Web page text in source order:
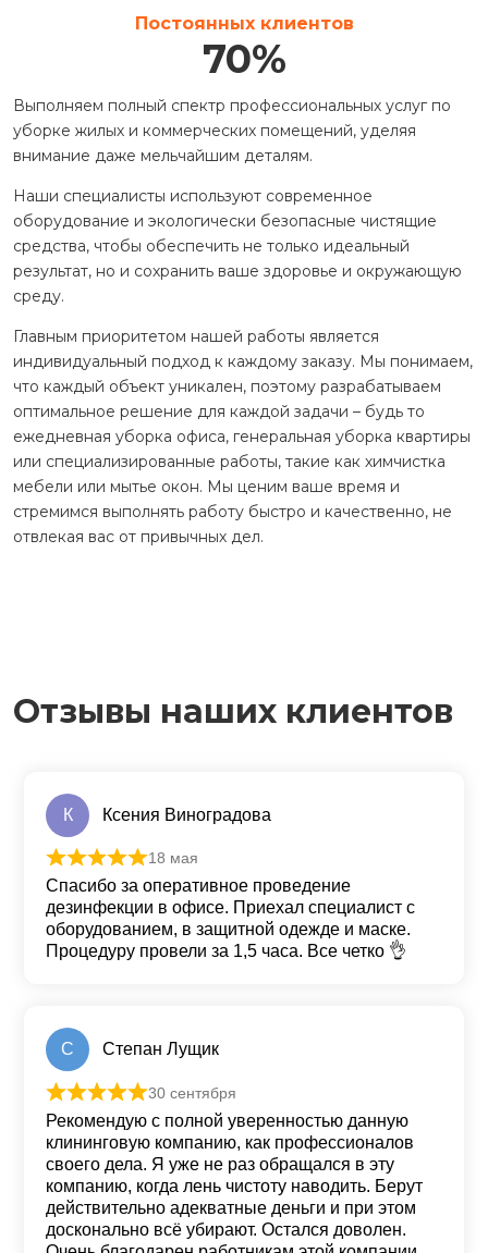
Постоянных клиентов
70%
Выполняем полный спектр профессиональных услуг по
уборке жилых и коммерческих помещений, уделяя
внимание даже мельчайшим деталям.
Наши специалисты используют современное
оборудование и экологически безопасные чистящие
средства, чтобы обеспечить не только идеальный
результат, но и сохранить ваше здоровье и окружающую
среду.
Главным приоритетом нашей работы является
индивидуальный подход к каждому заказу. Мы понимаем,
что каждый объект уникален, поэтому разрабатываем
оптимальное решение для каждой задачи – будь то
ежедневная уборка офиса, генеральная уборка квартиры
или специализированные работы, такие как химчистка
мебели или мытье окон. Мы ценим ваше время и
стремимся выполнять работу быстро и качественно, не
отвлекая вас от привычных дел.
Отзывы наших клиентов
К Ксения Виноградова
Оценка
18 мая
Спасибо за оперативное проведение
дезинфекции в офисе. Приехал специалист с
оборудованием, в защитной одежде и маске.
Процедуру провели за 1,5 часа. Все четко 👌
С Степан Лущик
Оценка
30 сентября
Рекомендую с полной уверенностью данную
клининговую компанию, как профессионалов
своего дела. Я уже не раз обращался в эту
компанию, когда лень чистоту наводить. Берут
действительно адекватные деньги и при этом
досконально всё убирают. Остался доволен.